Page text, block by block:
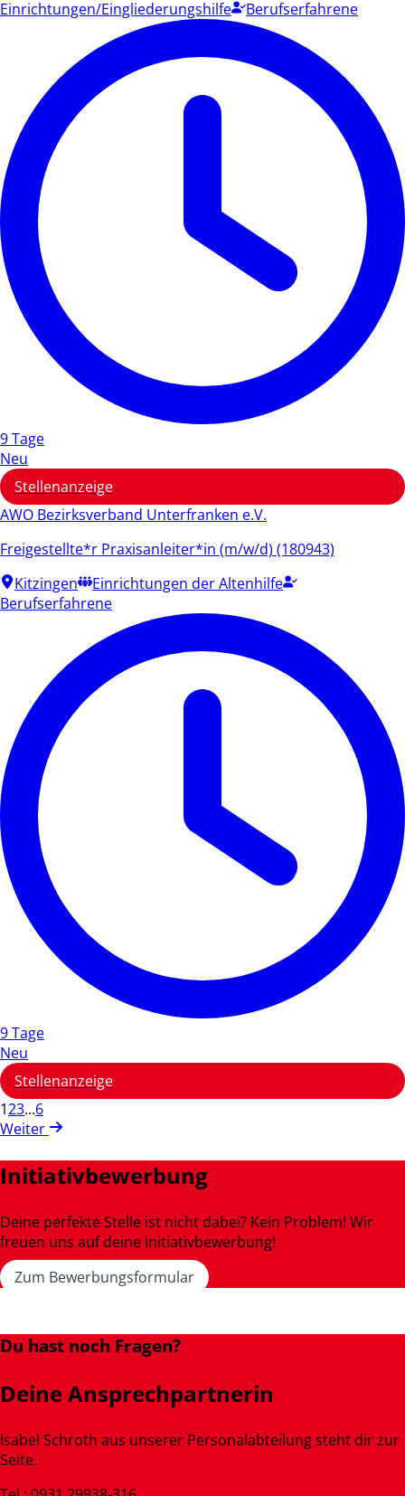
Einrichtungen/Eingliederungshilfe
Berufserfahrene
9 Tage
Neu
Stellenanzeige
AWO Bezirksverband Unterfranken e.V.
Freigestellte*r Praxisanleiter*in (m/w/d) (180943)
Kitzingen
Einrichtungen der Altenhilfe
Berufserfahrene
9 Tage
Neu
Stellenanzeige
123...6
Weiter
Initiativbewerbung
Deine perfekte Stelle ist nicht dabei? Kein Problem! Wir
freuen uns auf deine Initiativbewerbung!
Zum Bewerbungsformular
Du hast noch Fragen?
Deine Ansprechpartnerin
Isabel Schroth aus unserer Personalabteilung steht dir zur
Seite.